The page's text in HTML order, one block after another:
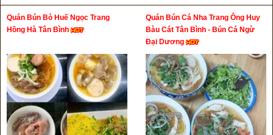
Quán Bún Bò Huế Ngọc Trang
Hồng Hà Tân Bình
Quán Bún Cá Nha Trang Ông Huy
Bàu Cát Tân Bình - Bún Cá Ngừ
Đại Dương